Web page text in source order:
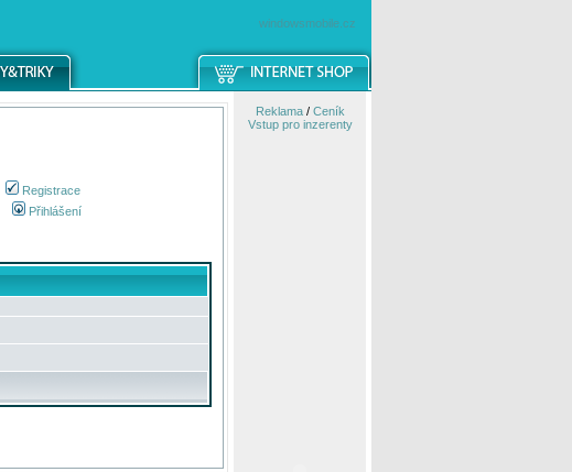
windowsmobile.cz
Registrace
Přihlášení
Reklama/ Ceník
Vstup pro inzerenty